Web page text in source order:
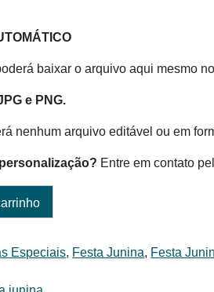
baixar o arquivo aqui mesmo
e PNG.
nenhum arquivo editável ou em
Entre em contato
Especiais, Festa Junina, Festa